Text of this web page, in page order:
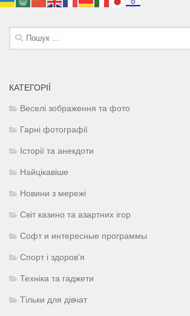
Пошук:
КАТЕГОРІЇ
Веселі зображення та фото
Гарні фотографії
Історії та анекдоти
Найцікавіше
Новини з мережі
Світ казино та азартних ігор
Софт и интересные программы
Спорт і здоров'я
Техніка та гаджети
Тільки для дівчат